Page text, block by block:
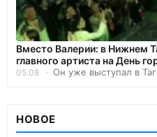
Вместо Валерии: в Нижнем
главного артиста на День
05.08 Он уже выступал в
НОВОЕ